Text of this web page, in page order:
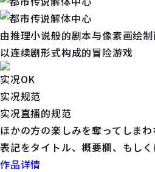
由推理小说般的剧本与像素画绘
以连续剧形式构成的冒险游戏
实况OK
实况规范
实况直播的规范
ほかの⽅の楽しみを奪ってしま
表記をタイトル、概要欄、もし
作品详情